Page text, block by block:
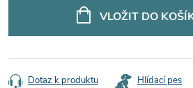
VLOŽIT DO
Dotaz k produktu Hlídací pes